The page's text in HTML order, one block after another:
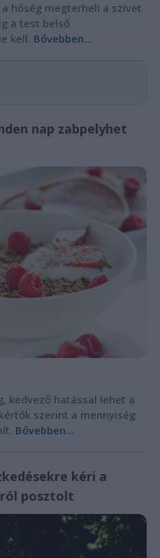
hőség megterheli a szívet
a test belső
kell. Bővebben...
nap zabpelyhet
kedvező hatással lehet a
szerint a mennyiség
Bővebben...
kéri a
posztolt